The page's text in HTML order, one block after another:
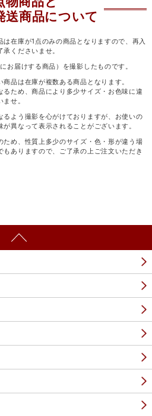
送商品について
在庫が1点のみの商品となりますので、再入
くださいませ。
お届けする商品）を撮影したものです。
品は在庫が複数ある商品となります。
るため、商品により多少サイズ・お色味に違
せ。
るよう撮影を心がけておりますが、お使いの
異なって表示されることがございます。
ため、性質上多少のサイズ・色・形が違う場
ありますので、ご了承の上ご注文いただき